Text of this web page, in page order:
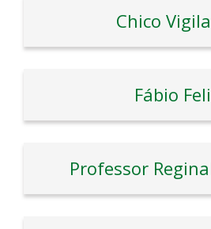
Chico
Fábio
Professor